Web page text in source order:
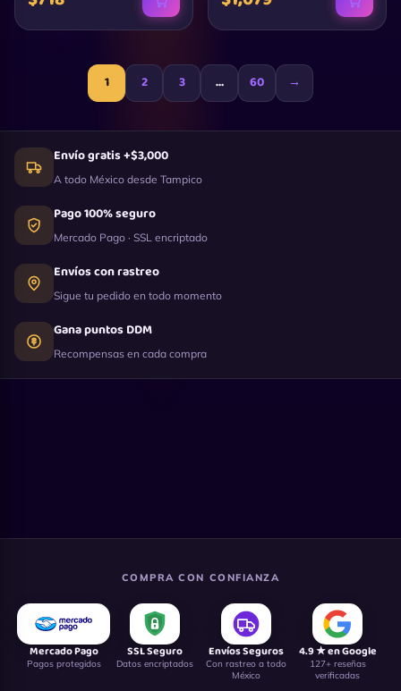
1 2 3 … 60 →
Envío gratis +$3,000
A todo México desde Tampico
Pago 100% seguro
Mercado Pago · SSL encriptado
Envíos con rastreo
Sigue tu pedido en todo momento
Gana puntos DDM
Recompensas en cada compra
COMPRA CON CONFIANZA
Mercado Pago
Pagos protegidos
SSL Seguro
Datos encriptados
Envíos Seguros
Con rastreo a todo
México
4.9 ★ en Google
127+ reseñas
verificadas